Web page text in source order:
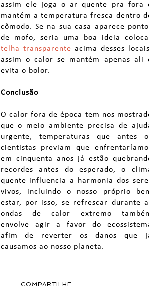
assim ele joga o ar quente pra fora
mantém a temperatura fresca dentro
cômodo. Se na sua casa aparece
de mofo, seria uma boa ideia
telha transparente acima desses
assim o calor se mantém apenas ali
evita o bolor.
Conclusão
O calor fora de época tem nos
que o meio ambiente precisa de
urgente, temperaturas que antes
cientistas previam que
em cinquenta anos já estão
recordes antes do esperado, o
quente influencia a harmonia dos
vivos, incluindo o nosso próprio
estar, por isso, se refrescar durante
ondas de calor extremo
envolve agir a favor do
afim de reverter os danos que
causamos ao nosso planeta.
COMPARTILHE: